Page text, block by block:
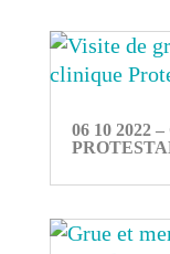
06 10 2022